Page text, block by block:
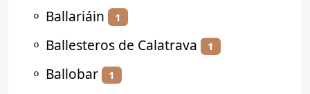
⚬ Ballariáin 1
⚬ Ballesteros de Calatrava 1
⚬ Ballobar 1